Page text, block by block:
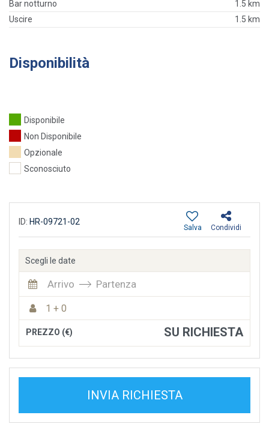
Bar notturno
1.5 km
Uscire
1.5 km
Disponibilità
Disponibile
Non Disponibile
Opzionale
Sconosciuto
ID: HR-09721-02
Condividi
Salva
Scegli le date
Arrivo Partenza
1 + 0
PREZZO (€) SU RICHIESTA
INVIA RICHIESTA